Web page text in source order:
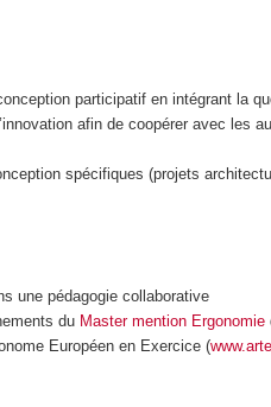
participatif en intégrant la
afin de coopérer avec les
spécifiques (projets
une pédagogie collaborative
du Master mention Ergonomie
Européen en Exercice (